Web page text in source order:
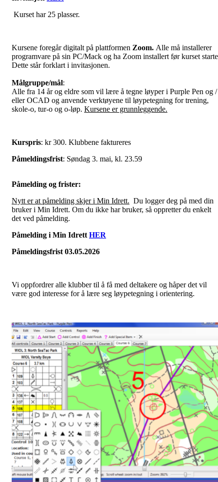
Kurset har 25 plasser.
Kursene foregår digitalt på plattformen Zoom. Alle må installerer
programvare på sin PC/Mack og ha Zoom installert før kurset
Dette står forklart i invitasjonen.
Målgruppe/mål:
Alle fra 14 år og eldre som vil lære å tegne løyper i Purple Pen og /
eller OCAD og anvende verktøyene til løypetegning for trening,
skole-o, tur-o og o-løp. Kursene er grunnleggende.
Kurspris: kr 300. Klubbene faktureres
Påmeldingsfrist: Søndag 3. mai, kl. 23.59
Påmelding og frister:
Nytt er at påmelding skjer i Min Idrett. Du logger deg på med din
bruker i Min Idrett. Om du ikke har bruker, så oppretter du enkelt
det ved påmelding.
Påmelding i Min Idrett HER
Påmeldingsfrist 03.05.2026
Vi oppfordrer alle klubber til å få med deltakere og håper det vil
være god interesse for å lære seg løypetegning i orientering.